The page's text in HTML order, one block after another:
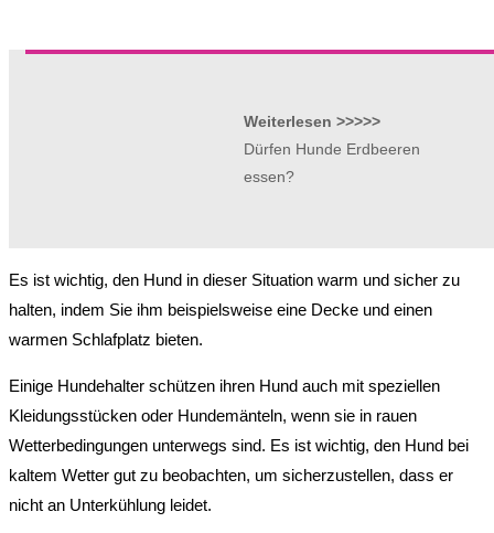
Weiterlesen >>>>>
Dürfen Hunde Erdbeeren
essen?
Es ist wichtig, den Hund in dieser Situation warm und sicher zu
halten, indem Sie ihm beispielsweise eine Decke und einen
warmen Schlafplatz bieten.
Einige Hundehalter schützen ihren Hund auch mit speziellen
Kleidungsstücken oder Hundemänteln, wenn sie in rauen
Wetterbedingungen unterwegs sind. Es ist wichtig, den Hund bei
kaltem Wetter gut zu beobachten, um sicherzustellen, dass er
nicht an Unterkühlung leidet.